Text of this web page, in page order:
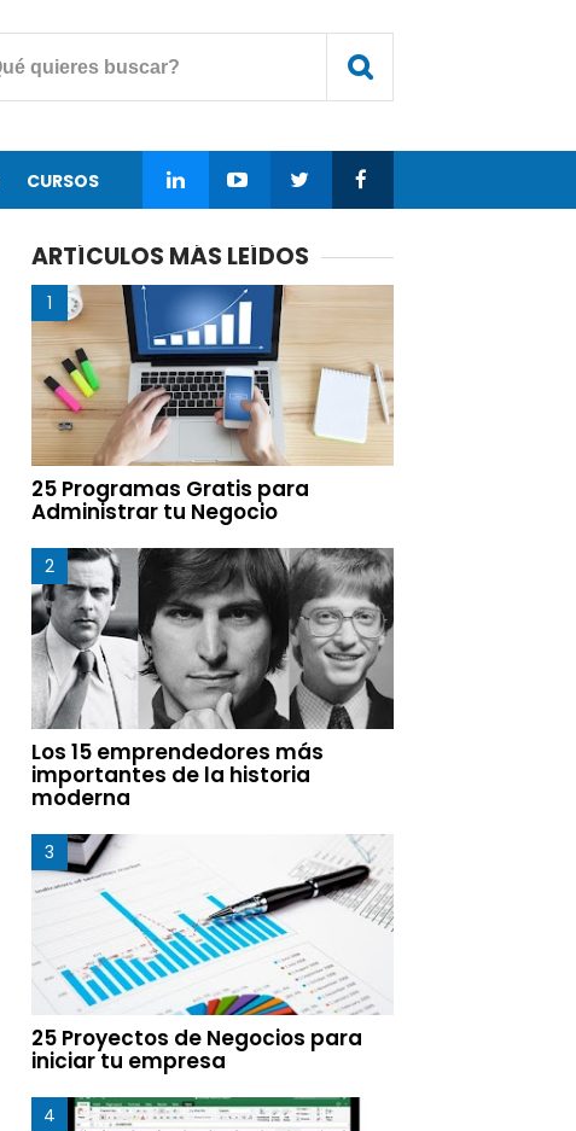
CURSOS
ARTÍCULOS MÁS LEÍDOS
25 Programas Gratis para
Administrar tu Negocio
Los 15 emprendedores más
importantes de la historia
moderna
25 Proyectos de Negocios para
iniciar tu empresa